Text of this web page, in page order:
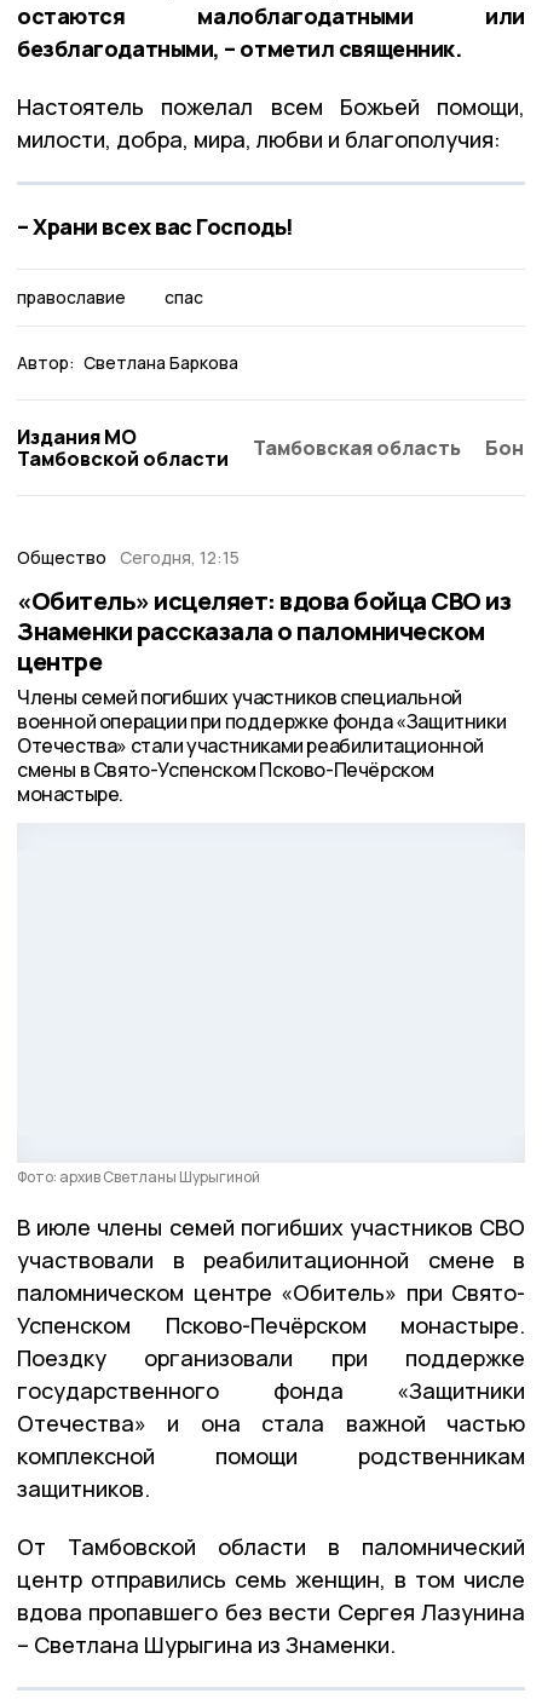
остаются малоблагодатными или
безблагодатными, – отметил священник.
Настоятель пожелал всем Божьей помощи,
милости, добра, мира, любви и благополучия:
– Храни всех вас Господь!
православие спас
Автор: Светлана Баркова
Издания МО
Тамбовской области
Тамбовская область
Общество Сегодня, 12:15
«Обитель» исцеляет: вдова бойца СВО из
Знаменки рассказала о паломническом
центре
Члены семей погибших участников специальной
военной операции при поддержке фонда «Защитники
Отечества» стали участниками реабилитационной
смены в Свято-Успенском Псково-Печёрском
монастыре.
Фото: архив Светланы Шурыгиной
В июле члены семей погибших участников СВО
участвовали в реабилитационной смене в
паломническом центре «Обитель» при Свято-
Успенском Псково-Печёрском монастыре.
Поездку организовали при поддержке
государственного фонда «Защитники
Отечества» и она стала важной частью
комплексной помощи родственникам
защитников.
От Тамбовской области в паломнический
центр отправились семь женщин, в том числе
вдова пропавшего без вести Сергея Лазунина
– Светлана Шурыгина из Знаменки.